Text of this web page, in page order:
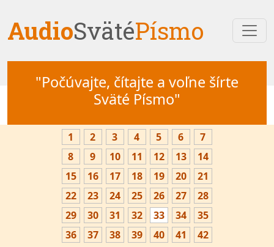
AudioSvätéPísmo
"Počúvajte, čítajte a voľne šírte
Sväté Písmo"
1 2 3 4 5 6
7
8
9 10 11 12 13
14
15
16 17 18 19 20
21
22
23 24 25 26 27
28
29
30 31 32 33 34
35
36
37 38 39 40 41 42